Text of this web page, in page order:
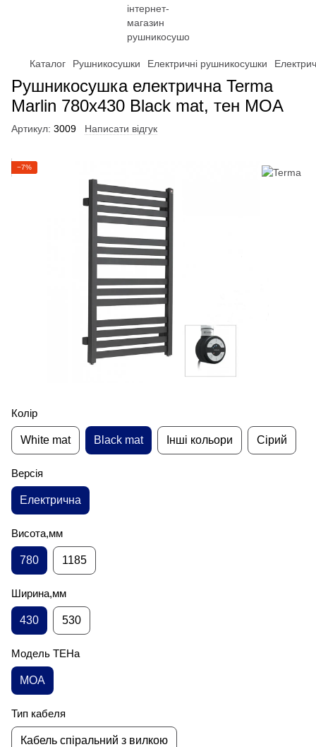
Каталог Рушникосушки Електричні рушникосушки
Рушникосушка електрична Terma
Marlin 780x430 Black mat, тен MOA
Артикул: 3009 Написати відгук
−7%
Колір
White mat Black mat Інші кольори Сірий
Версія
Електрична
Висота,мм
780 1185
Ширина,мм
430 530
Модель ТЕНа
MOA
Тип кабеля
Кабель спіральний з вилкою